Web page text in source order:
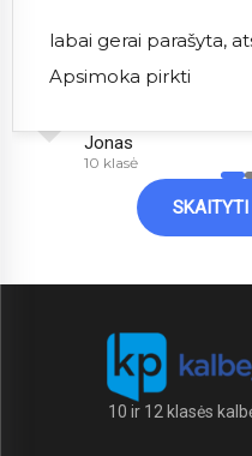
labai gerai parašyta,
Apsimoka pirkti
Jonas
10 klasė
SKAITYTI
10 ir 12 klasės